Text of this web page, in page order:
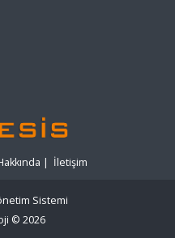
| İletişim
Sistemi
© 2026